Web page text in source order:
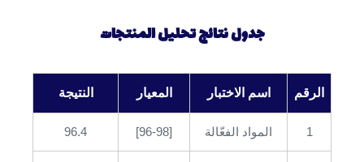
جدول نتائج تحليل المنتجات
الرقم اسم الاختبار المعيار النتيجة
1 المواد الفعّالة [96-98]
96.4